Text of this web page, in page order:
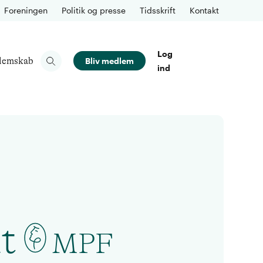
Foreningen Politik og presse Tidsskrift Kontakt
Bliv medlem
Log
ind
MPF